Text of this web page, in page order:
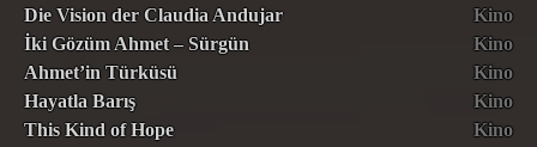
Die Vision der Claudia Andujar
Kino
İki Gözüm Ahmet – Sürgün
Kino
Ahmet’in Türküsü
Kino
Hayatla Barış
Kino
This Kind of Hope
Kino